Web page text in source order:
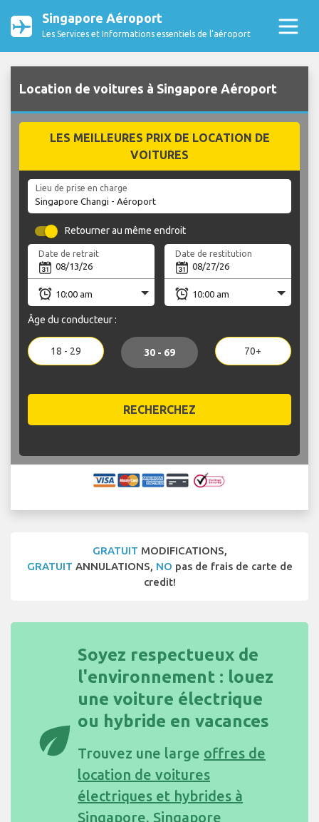
Singapore Aéroport
Les Services et Informations essentiels de l’aéroport
Location de voitures à Singapore Aéroport
LES MEILLEURES PRIX DE LOCATION DE
VOITURES
Lieu de prise en charge
Retourner au même endroit
Date de retrait Date de restitution
Âge du conducteur :
18 - 29 30 - 69 70+
RECHERCHEZ
GRATUIT MODIFICATIONS,
GRATUIT ANNULATIONS, NO pas de frais de carte de
credit!
eco
Soyez respectueux de
l'environnement : louez
une voiture électrique
ou hybride en vacances
Trouvez une large offres de
location de voitures
électriques et hybrides à
Singapore, Singapore